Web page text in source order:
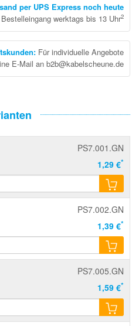
per UPS Express noch heute
werktags bis 13 Uhr2
: Für individuelle Angebote
E-Mail an b2b@kabelscheune.de
PS7.001.GN
1,29 €*
PS7.002.GN
1,39 €*
PS7.005.GN
1,59 €*